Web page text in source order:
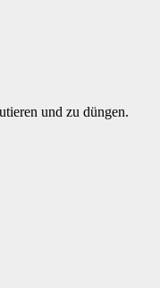
und zu düngen.